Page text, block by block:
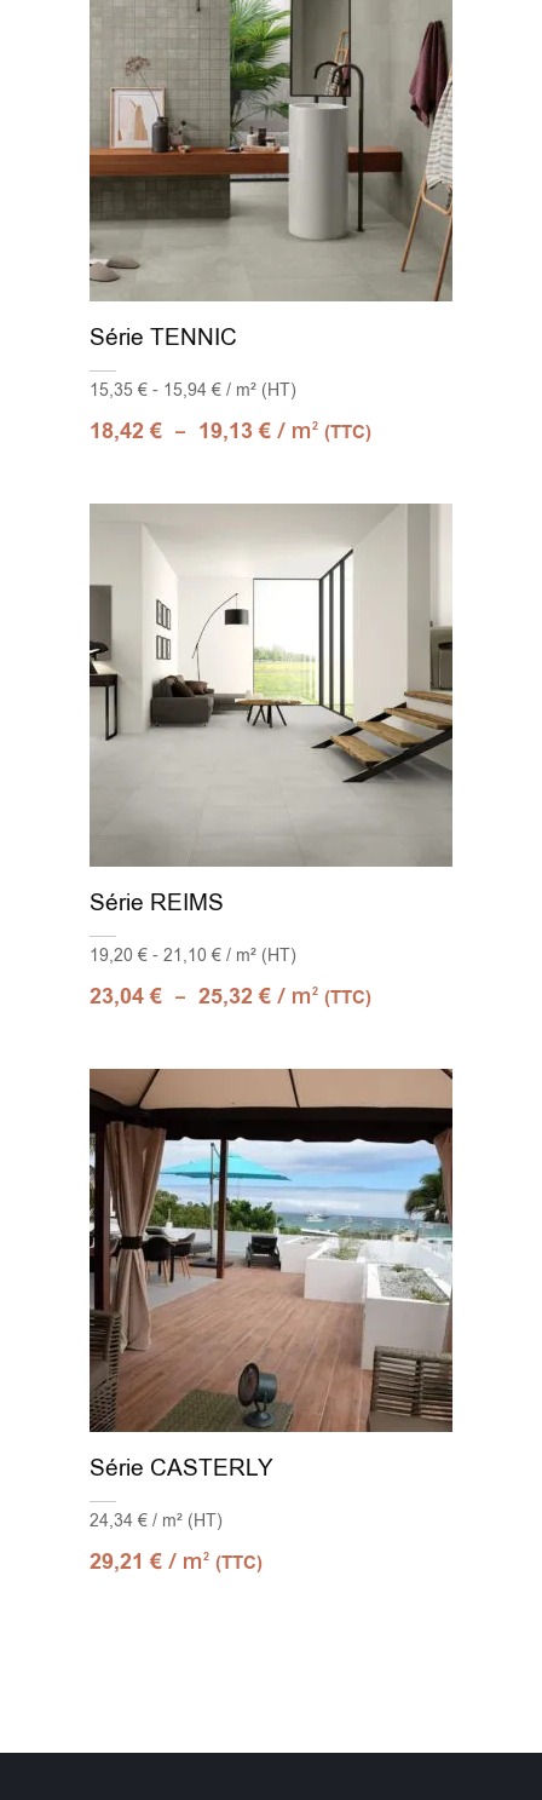
Série TENNIC
15,35 € - 15,94 € / m² (HT)
18,42€ – 19,13€ / m2 (TTC)
Série REIMS
19,20 € - 21,10 € / m² (HT)
23,04€ – 25,32€ / m2 (TTC)
Série CASTERLY
24,34 € / m² (HT)
29,21€ / m2 (TTC)